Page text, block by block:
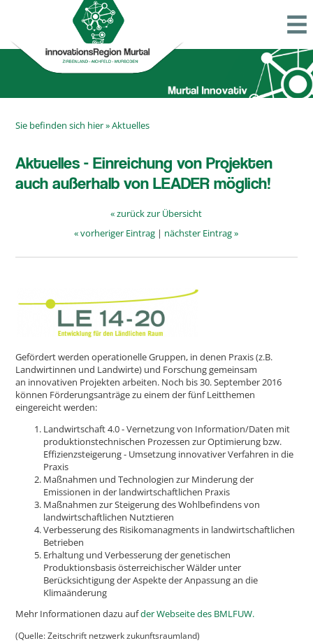
Sie befinden sich hier »Aktuelles
Aktuelles - Einreichung von Projekten
auch außerhalb von LEADER möglich!
« zurück zur Übersicht
« vorheriger Eintrag | nächster Eintrag »
Gefördert werden operationelle Gruppen, in denen Praxis (z.B.
Landwirtinnen und Landwirte) und Forschung gemeinsam
an innovativen Projekten arbeiten. Noch bis 30. September 2016
können Förderungsanträge zu einem der fünf Leitthemen
eingereicht werden:
Landwirtschaft 4.0 - Vernetzung von Information/Daten mit
produktionstechnischen Prozessen zur Optimierung bzw.
Effizienzsteigerung - Umsetzung innovativer Verfahren in die
Praxis
Maßnahmen und Technologien zur Minderung der
Emissionen in der landwirtschaftlichen Praxis
Maßnahmen zur Steigerung des Wohlbefindens von
landwirtschaftlichen Nutztieren
Verbesserung des Risikomanagments in landwirtschaftlichen
Betrieben
Erhaltung und Verbesserung der genetischen
Produktionsbasis österreichischer Wälder unter
Berücksichtigung der Aspekte der Anpassung an die
Klimaänderung
Mehr Informationen dazu aufder Webseite des BMLFUW.
(Quelle: Zeitschrift netzwerk zukunftsraumland)